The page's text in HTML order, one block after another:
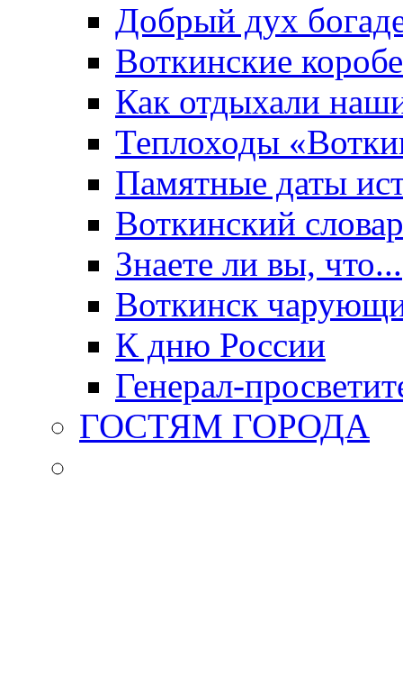
Добрый дух
Воткинские
Как отдыхали
Теплоходы
Памятные даты
Воткинский
Знаете ли вы, что...
Воткинск
К дню России
Генерал-
ГОСТЯМ ГОРОДА